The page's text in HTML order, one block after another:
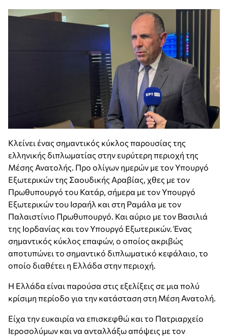
Κλείνει ένας σημαντικός κύκλος παρουσίας της
ελληνικής διπλωματίας στην ευρύτερη περιοχή της
Μέσης Ανατολής. Προ ολίγων ημερών με τον Υπουργό
Εξωτερικών της Σαουδικής Αραβίας, χθες με τον
Πρωθυπουργό του Κατάρ, σήμερα με τον Υπουργό
Εξωτερικών του Ισραήλ και στη Ραμάλα με τον
Παλαιστίνιο Πρωθυπουργό. Και αύριο με τον Βασιλιά
της Ιορδανίας και τον Υπουργό Εξωτερικών. Ένας
σημαντικός κύκλος επαφών, ο οποίος ακριβώς
αποτυπώνει το σημαντικό διπλωματικό κεφάλαιο, το
οποίο διαθέτει η Ελλάδα στην περιοχή.
Η Ελλάδα είναι παρούσα στις εξελίξεις σε μια πολύ
κρίσιμη περίοδο για την κατάσταση στη Μέση Ανατολή.
Είχα την ευκαιρία να επισκεφθώ και το Πατριαρχείο
Ιεροσολύμων και να ανταλλάξω απόψεις με τον